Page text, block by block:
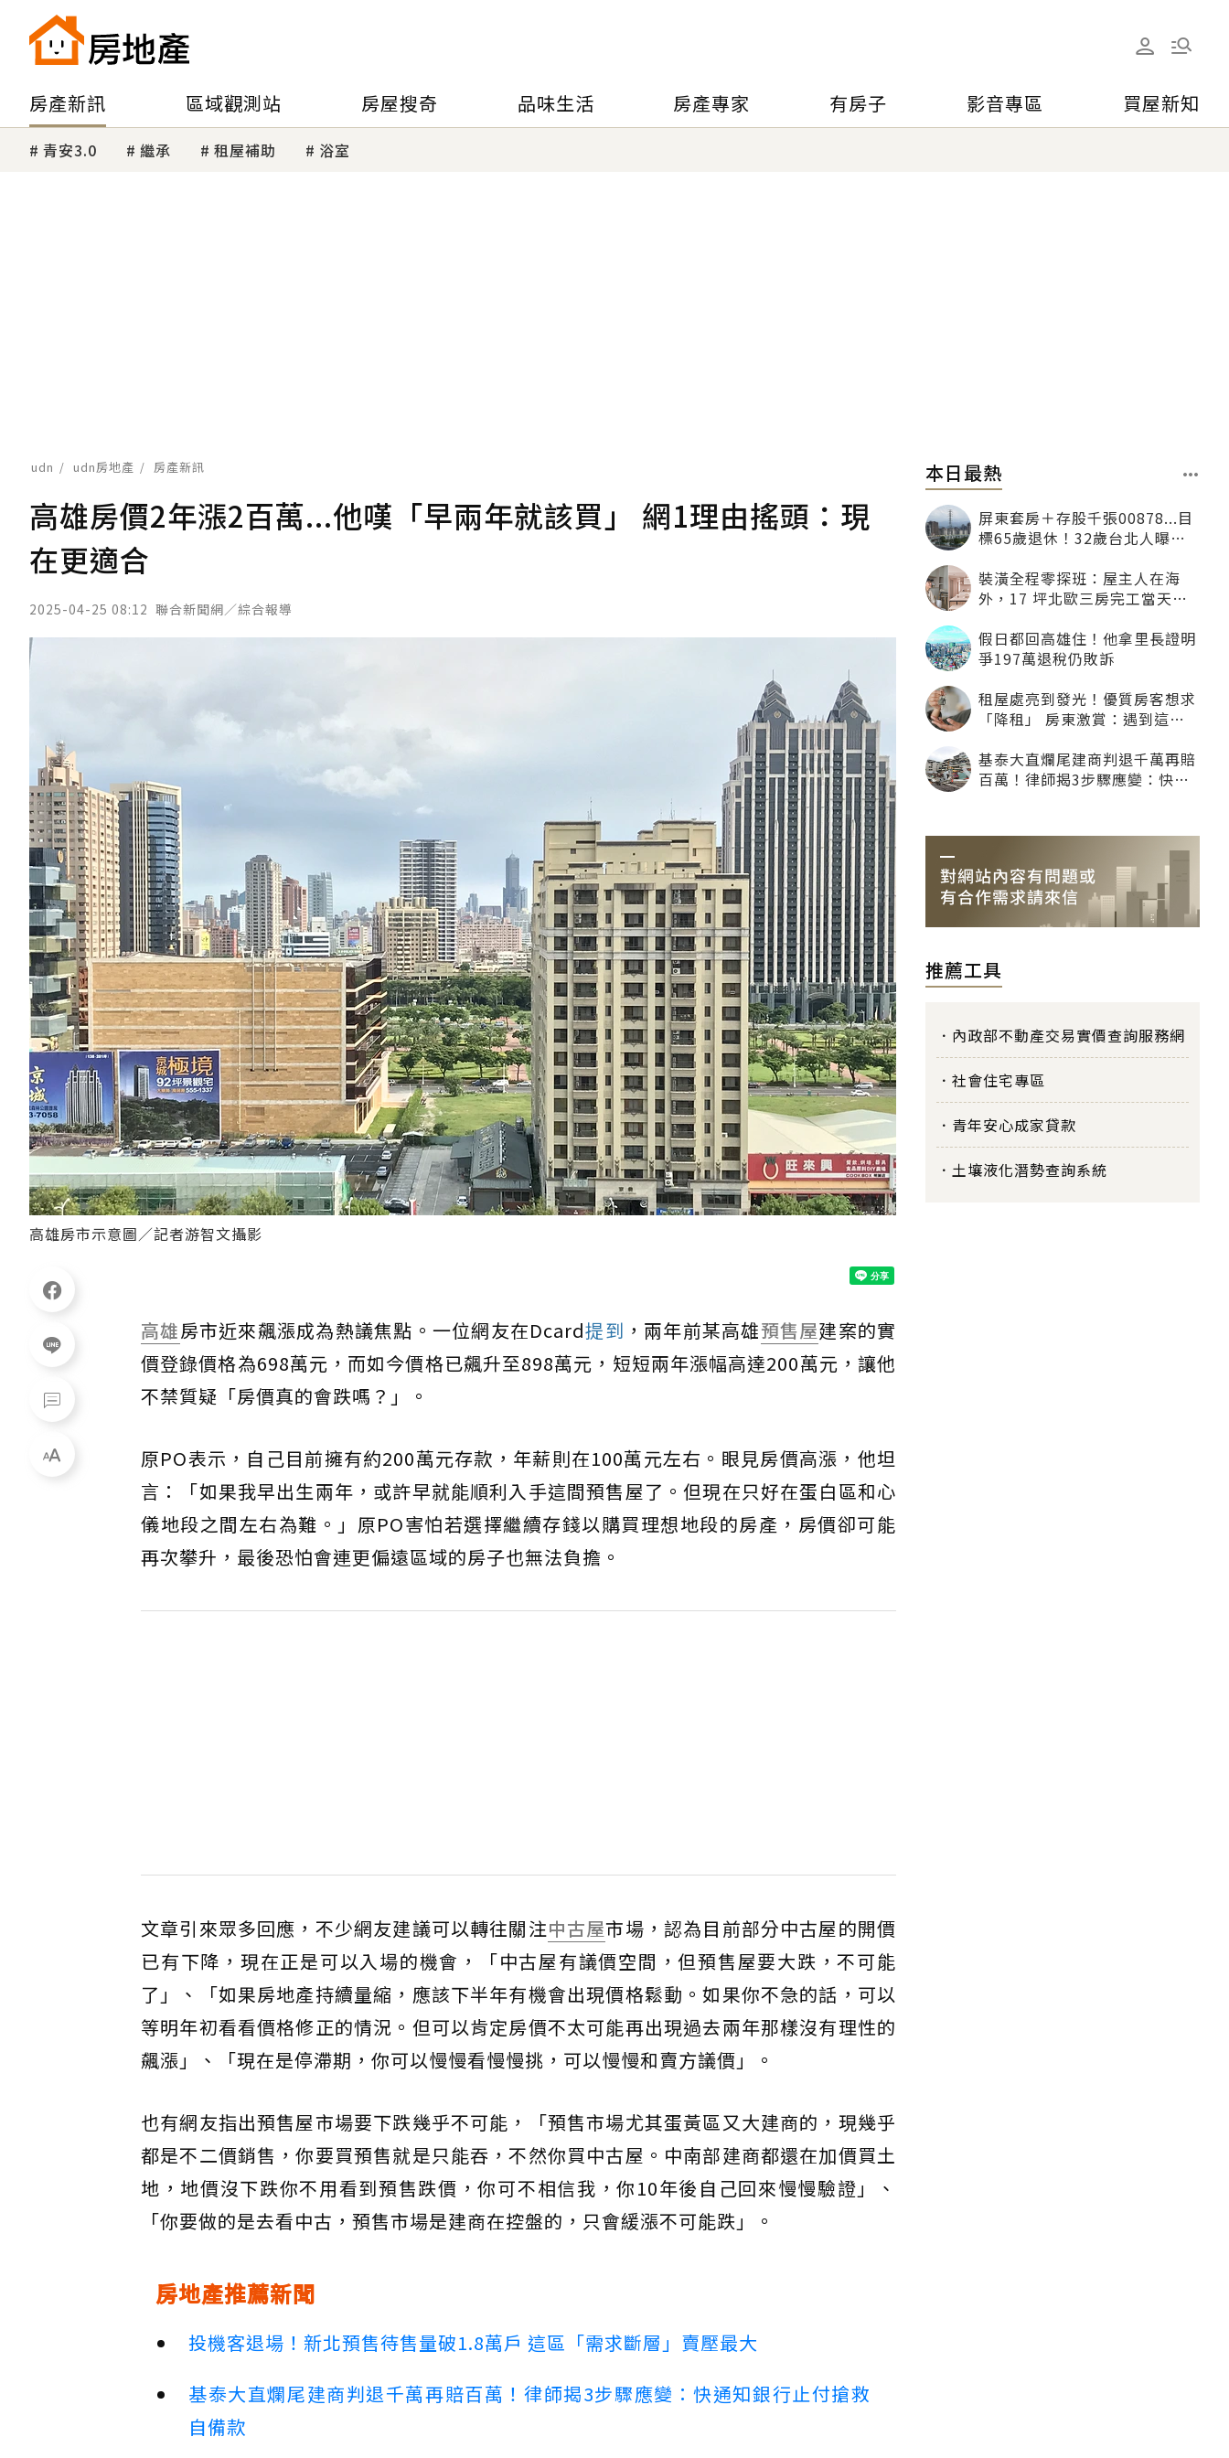
房產新訊 區域觀測站 房屋搜奇 品味生活 房產專家 有房子 影音專區 買屋新知
青安3.0 繼承 租屋補助 浴室
udn udn房地產 房產新訊
高雄房價2年漲2百萬...他嘆「早兩年就該買」 網1理由搖頭：現
在更適合
2025-04-25 08:12 聯合新聞網／綜合報導
高雄房市示意圖／記者游智文攝影
高雄房市近來飆漲成為熱議焦點。一位網友在Dcard提到 ，兩年前某高雄預售屋建案的實
價登錄價格為698萬元，而如今價格已飆升至898萬元，短短兩年漲幅高達200萬元，讓他
不禁質疑「房價真的會跌嗎？」。
原PO表示，自己目前擁有約200萬元存款，年薪則在100萬元左右。眼見房價高漲，他坦
言：「如果我早出生兩年，或許早就能順利入手這間預售屋了。但現在只好在蛋白區和心
儀地段之間左右為難。」原PO害怕若選擇繼續存錢以購買理想地段的房產，房價卻可能
再次攀升，最後恐怕會連更偏遠區域的房子也無法負擔。
文章引來眾多回應，不少網友建議可以轉往關注中古屋市場，認為目前部分中古屋的開價
已有下降，現在正是可以入場的機會，「中古屋有議價空間，但預售屋要大跌，不可能
了」、「如果房地產持續量縮，應該下半年有機會出現價格鬆動。如果你不急的話，可以
等明年初看看價格修正的情況。但可以肯定房價不太可能再出現過去兩年那樣沒有理性的
飆漲」、「現在是停滯期，你可以慢慢看慢慢挑，可以慢慢和賣方議價」。
也有網友指出預售屋市場要下跌幾乎不可能，「預售市場尤其蛋黃區又大建商的，現幾乎
都是不二價銷售，你要買預售就是只能吞，不然你買中古屋。中南部建商都還在加價買土
地，地價沒下跌你不用看到預售跌價，你可不相信我，你10年後自己回來慢慢驗證」、
「你要做的是去看中古，預售市場是建商在控盤的，只會緩漲不可能跌」。
房地產推薦新聞
投機客退場！新北預售待售量破1.8萬戶 這區「需求斷層」賣壓最大
基泰大直爛尾建商判退千萬再賠百萬！律師揭3步驟應變：快通知銀行止付搶救
自備款
本日最熱
屏東套房＋存股千張00878...目
標65歲退休！32歲台北人曝：
裝潢全程零探班：屋主人在海
外，17 坪北歐三房完工當天才
假日都回高雄住！他拿里長證明
爭197萬退稅仍敗訴
租屋處亮到發光！優質房客想求
「降租」 房東激賞：遇到這種
基泰大直爛尾建商判退千萬再賠
百萬！律師揭3步驟應變：快通
推薦工具
內政部不動產交易實價查詢服務網
社會住宅專區
青年安心成家貸款
土壤液化潛勢查詢系統